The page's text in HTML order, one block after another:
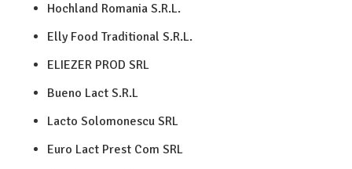
Hochland Romania S.R.L.
Elly Food Traditional S.R.L.
ELIEZER PROD SRL
Bueno Lact S.R.L
Lacto Solomonescu SRL
Euro Lact Prest Com SRL